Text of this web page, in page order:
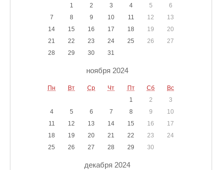
1
2 3 4 5
6
7
8 9 10 11 12
13
14
15 16 17 18 19
20
21
22 23 24 25 26
27
28
29 30 31
ноября 2024
Пн Вт Ср Чт Пт Сб
Вс
1
2
3
4
5 6 7 8 9
10
11
12 13 14 15 16
17
18
19 20 21 22 23
24
25
26 27 28 29 30
декабря 2024